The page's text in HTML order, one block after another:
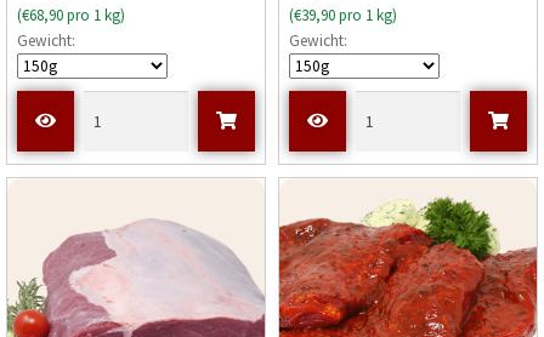
(€68,90 pro 1 kg)
Gewicht:
(€39,90 pro 1 kg)
Gewicht: